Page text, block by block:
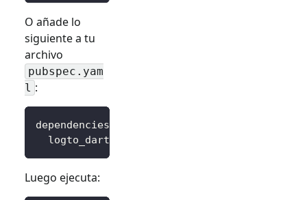
O añade lo
siguiente a tu
archivo
pubspec.yam
l :
dependencies
logto_dart_sdk
Luego ejecuta: